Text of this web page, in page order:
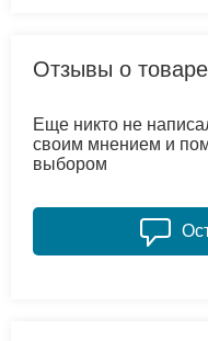
Отзывы о товаре
Еще никто не
своим мнением и
выбором